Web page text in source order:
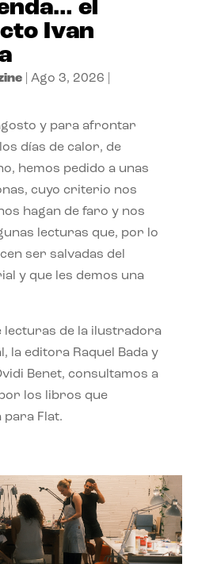
el
Ivan
| Ago 3, 2026
y para afrontar
días de calor, de
hemos pedido a unas
cuyo criterio nos
hagan de faro y nos
lecturas que, por lo
ser salvadas del
y que les demos una
lecturas de la ilustradora
la editora Raquel Bada y
Benet, consultamos a
los libros que
Flat.